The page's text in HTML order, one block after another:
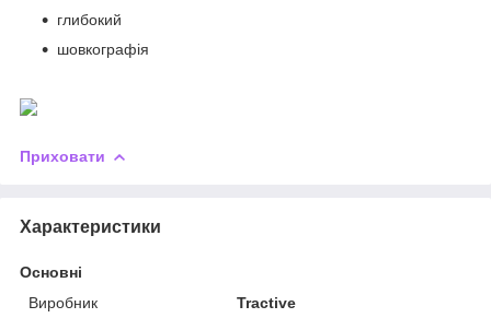
глибокий
шовкографія
Приховати
Характеристики
Основні
Виробник
Tractive